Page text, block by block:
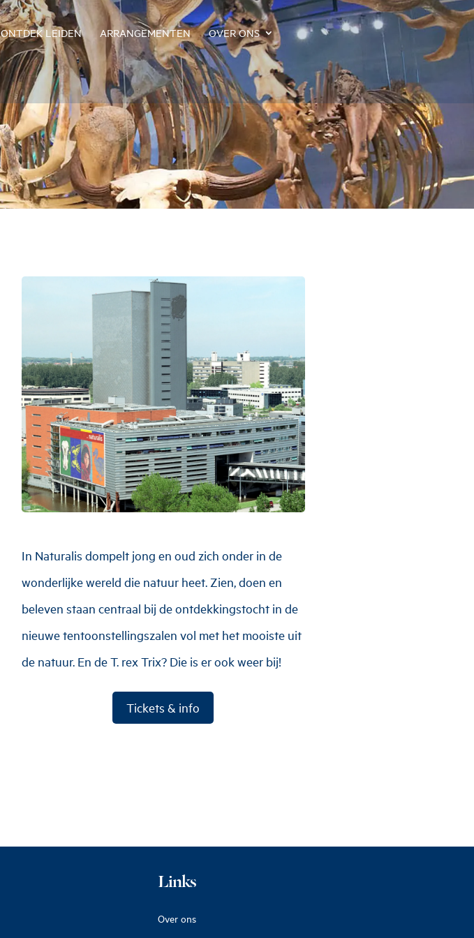
ONTDEK LEIDEN ARRANGEMENTEN OVER ONS
In Naturalis dompelt jong en oud zich onder in de
wonderlijke wereld die natuur heet. Zien, doen en
beleven staan centraal bij de ontdekkingstocht in de
nieuwe tentoonstellingszalen vol met het mooiste uit
de natuur. En de T. rex Trix? Die is er ook weer bij!
Tickets & info
Links
Over ons